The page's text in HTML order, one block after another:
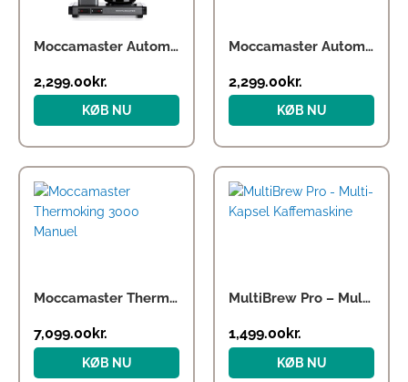
Moccamaster Automatic – Stone Grey
2,299.00kr.
KØB NU
Moccamaster Automatic Matt Silver
2,299.00kr.
KØB NU
Moccamaster Thermoking 3000 Manuel
7,099.00 kr.
KØB NU
MultiBrew Pro – Multi-Kapsel Kaffemaskine
1,499.00 kr.
KØB NU